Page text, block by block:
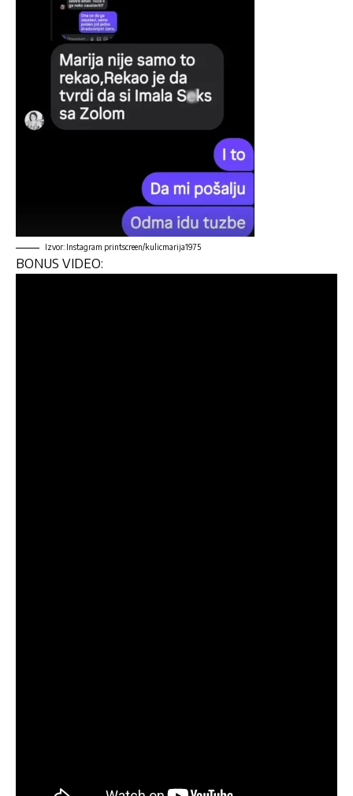
Izvor: Instagram printscreen/kulicmarija1975
BONUS VIDEO: